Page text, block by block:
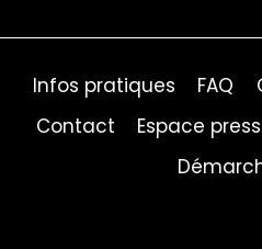
Infos pratiques FAQ
Contact
Espace